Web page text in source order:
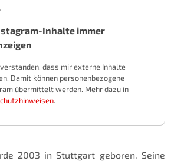
Inhalte immer
dass mir externe Inhalte
Damit können personenbezogene
übermittelt werden. Mehr dazu in
.
2003 in Stuttgart geboren. Seine